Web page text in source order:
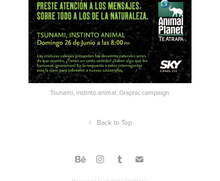
Tsunami, instinto animal. Graphic campaign.
↑ Back to Top